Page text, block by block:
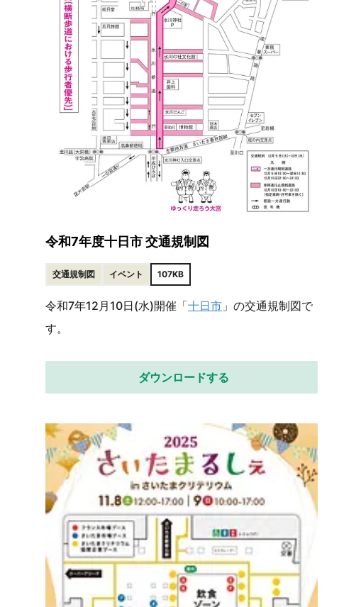
令和7年度十日市 交通規制図
交通規制図 イベント 107KB
令和7年12月10日(水)開催「十日市 」の交通規制図で
す。
ダウンロードする